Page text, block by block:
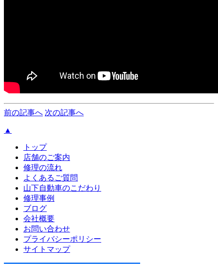
前の記事へ 次の記事へ
▲
トップ
店舗のご案内
修理の流れ
よくあるご質問
山下自動車のこだわり
修理事例
ブログ
会社概要
お問い合わせ
プライバシーポリシー
サイトマップ